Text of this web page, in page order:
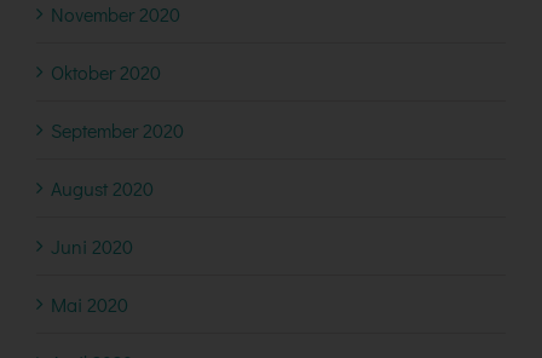
November 2020
Oktober 2020
September 2020
August 2020
Juni 2020
Mai 2020